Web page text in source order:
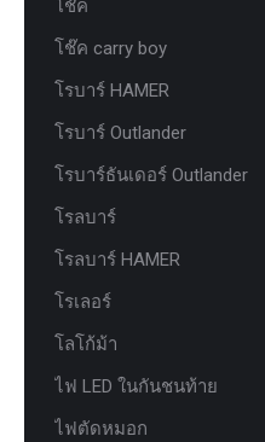
โช๊ค
โช๊ค carry boy
โรบาร์ HAMER
โรบาร์ Outlander
โรบาร์ธันเดอร์ Outlander
โรลบาร์
โรลบาร์ HAMER
โรเลอร์
โลโก้ม้า
ไฟ LED ในกันชนท้าย
ไฟตัดหมอก